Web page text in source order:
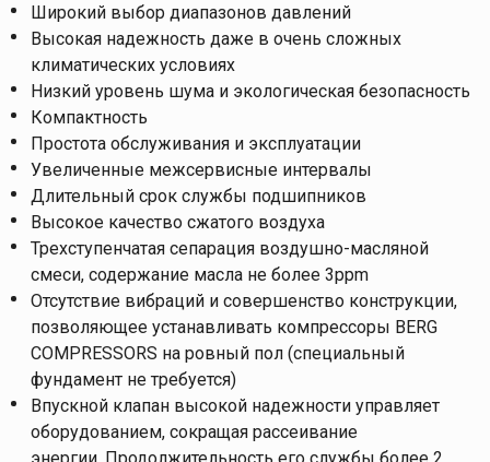
Широкий выбор диапазонов давлений
Высокая надежность даже в очень сложных
климатических условиях
Низкий уровень шума и экологическая безопасность
Компактность
Простота обслуживания и эксплуатации
Увеличенные межсервисные интервалы
Длительный срок службы подшипников
Высокое качество сжатого воздуха
Трехступенчатая сепарация воздушно-масляной
смеси, содержание масла не более 3ppm
Отсутствие вибраций и совершенство конструкции,
позволяющее устанавливать компрессоры BERG
COMPRESSORS на ровный пол (специальный
фундамент не требуется)
Впускной клапан высокой надежности управляет
оборудованием, сокращая рассеивание